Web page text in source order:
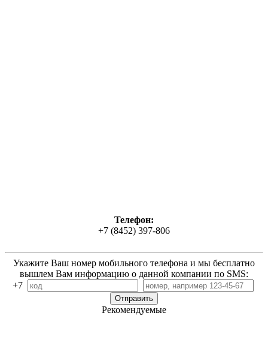
Телефон:
+7 (8452) 397-806
Укажите Ваш номер мобильного телефона и мы бесплатно
вышлем Вам информацию о данной компании по SMS:
+7
Рекомендуемые